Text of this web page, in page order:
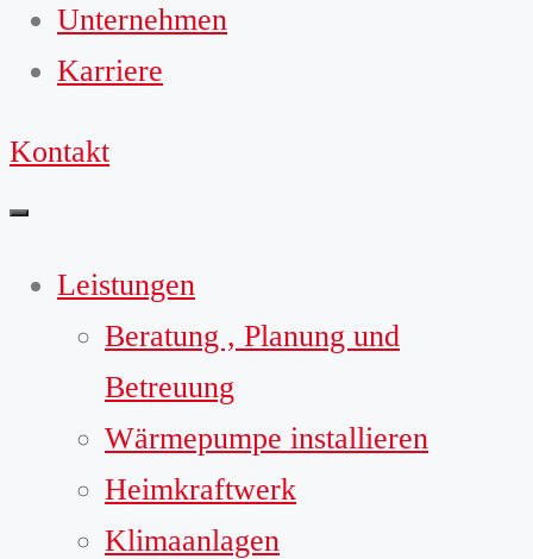
Unternehmen
Karriere
Kontakt
Leistungen
Beratung , Planung und
Betreuung
Wärmepumpe installieren
Heimkraftwerk
Klimaanlagen